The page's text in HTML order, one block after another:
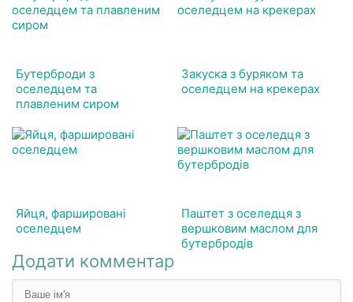
Бутерброди з
оселедцем та
плавленим сиром
Закуска з буряком та
оселедцем на крекерах
Яйця, фаршировані
оселедцем
Паштет з оселедця з
вершковим маслом для
бутербродів
Додати комментар